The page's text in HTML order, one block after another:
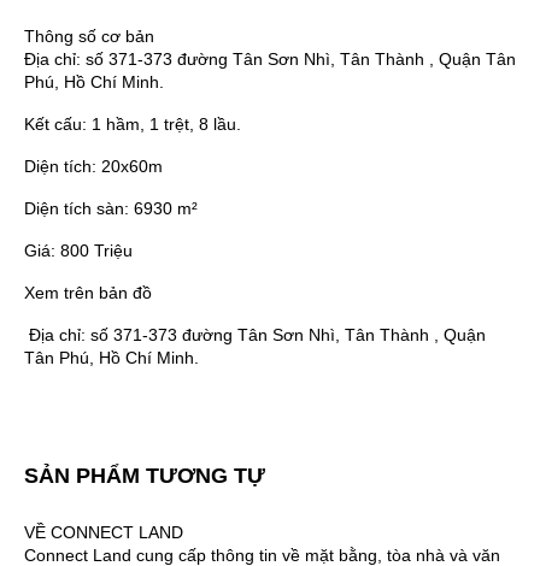
Thông số cơ bản
Địa chỉ: số 371-373 đường Tân Sơn Nhì, Tân Thành , Quận Tân
Phú, Hồ Chí Minh.
Kết cấu: 1 hầm, 1 trệt, 8 lầu.
Diện tích: 20x60m
Diện tích sàn: 6930 m²
Giá: 800 Triệu
Xem trên bản đồ
Địa chỉ: số 371-373 đường Tân Sơn Nhì, Tân Thành , Quận
Tân Phú, Hồ Chí Minh.
SẢN PHẨM TƯƠNG TỰ
VỀ CONNECT LAND
Connect Land cung cấp thông tin về mặt bằng, tòa nhà và văn